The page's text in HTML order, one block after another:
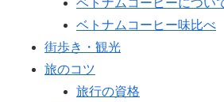
ベトナムコーヒーについ
ベトナムコーヒー味比べ
街歩き・観光
旅のコツ
旅行の資格